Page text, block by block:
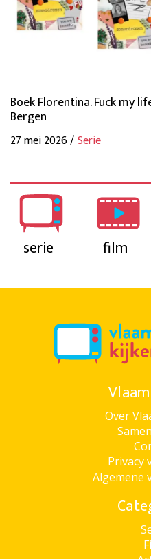
Boek Florentina. Fuck my
Bergen
27 mei 2026 /Serie
serie film
Over
Privacy
Algemene